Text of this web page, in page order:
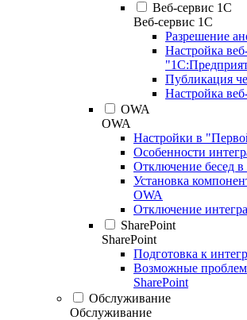
Веб-сервис 1С
Веб-сервис 1С
Разрешение
Настройка
Публикация
Настройка
OWA
OWA
Настройки в
Особенности
Отключение бесед в
Установка
OWA
Отключение
SharePoint
SharePoint
Подготовка к
Возможные
SharePoint
Обслуживание
Обслуживание